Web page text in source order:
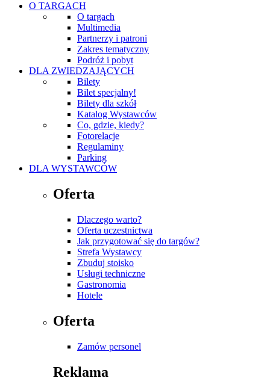
O TARGACH
O targach
Multimedia
Partnerzy i patroni
Zakres tematyczny
Podróż i pobyt
DLA ZWIEDZAJĄCYCH
Bilety
Bilet specjalny!
Bilety dla szkół
Katalog Wystawców
Co, gdzie, kiedy?
Fotorelacje
Regulaminy
Parking
DLA WYSTAWCÓW
Oferta
Dlaczego warto?
Oferta uczestnictwa
Jak przygotować się do targów?
Strefa Wystawcy
Zbuduj stoisko
Usługi techniczne
Gastronomia
Hotele
Oferta
Zamów personel
Reklama